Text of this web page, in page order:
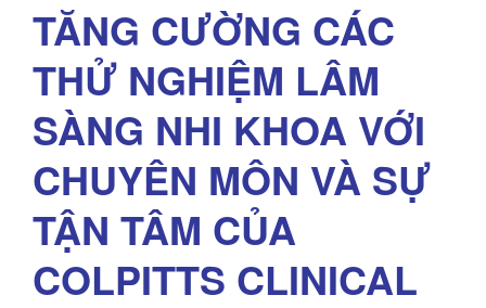
TĂNG CƯỜNG CÁC
THỬ NGHIỆM LÂM
SÀNG NHI KHOA VỚI
CHUYÊN MÔN VÀ SỰ
TẬN TÂM CỦA
COLPITTS CLINICAL